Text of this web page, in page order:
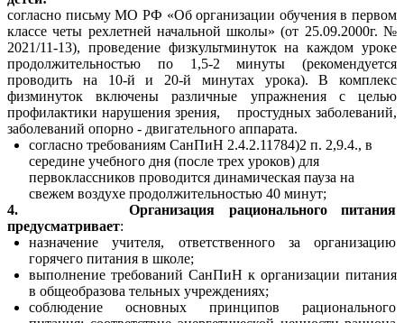
согласно письму МО РФ «Об организации обучения в первом
классе четы рехлетней начальной школы» (от 25.09.2000г. №
2021/11-13), проведение физкультминуток на каждом уроке
продолжительностью по 1,5-2 минуты (рекомендуется
проводить на 10-й и 20-й минутах урока). В комплекс
физминуток включены различные упражнения с целью
профилактики нарушения зрения, простудных заболеваний,
заболеваний опорно - двигательного аппарата.
согласно требованиям СанПиН 2.4.2.11784)2 п. 2,9.4., в
середине учебного дня (после трех уроков) для
первоклассников проводится динамическая пауза на
свежем воздухе продолжительностью 40 минут;
4. Организация рационального питания
предусматривает:
назначение учителя, ответственного за организацию
горячего питания в школе;
выполнение требований СанПиН к организации питания
в общеобразова тельных учреждениях;
соблюдение основных принципов рационального